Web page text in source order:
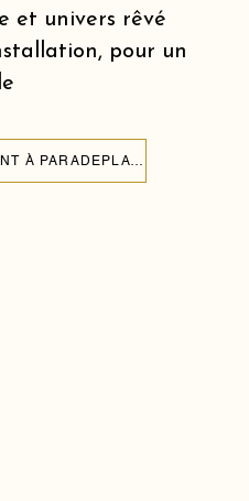
et univers rêvé
pour un
CRÉER UN MUR DE BALLONS POUR L'ANNIVERSAIRE DE MON ENFANT À PARADEPLATZ ZURICH 8001